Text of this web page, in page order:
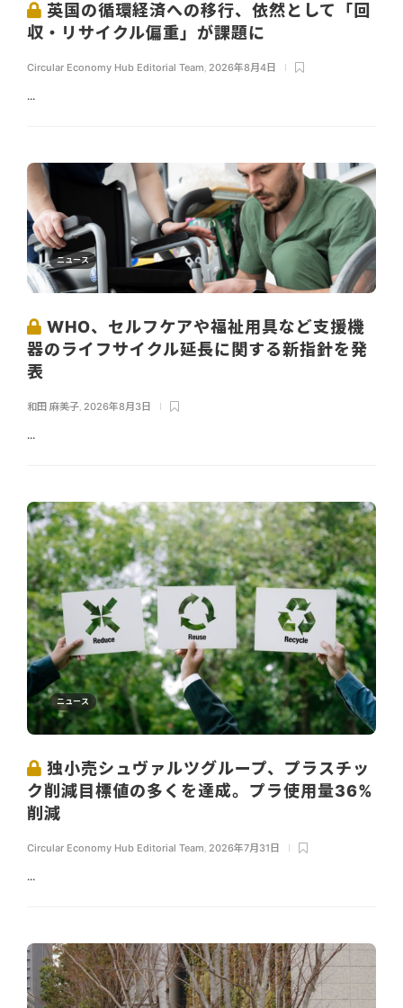
英国の循環経済への移行、依然として「回
収・リサイクル偏重」が課題に
Circular Economy Hub Editorial Team, 2026年8月4日
...
ニュース
WHO、セルフケアや福祉用具など支援機
器のライフサイクル延長に関する新指針を発
表
和田 麻美子 2026年8月3日
...
ニュース
独小売シュヴァルツグループ、プラスチッ
ク削減目標値の多くを達成。プラ使用量36%
削減
Circular Economy Hub Editorial Team 2026年7月31日
...